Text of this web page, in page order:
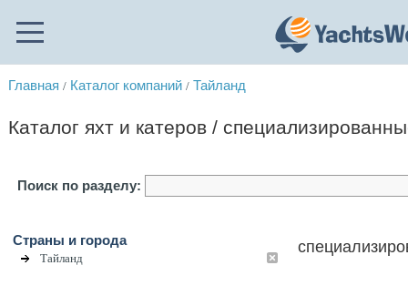
Главная / Каталог компаний / Тайланд
Каталог яхт и катеров /
Поиск по разделу:
Страны и города
Тайланд